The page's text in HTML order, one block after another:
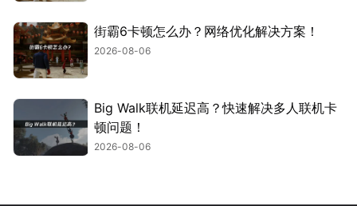
街霸6卡顿怎么办？网络优化解决方案！
2026-08-06
Big Walk联机延迟高？快速解决多人联机卡
顿问题！
2026-08-06